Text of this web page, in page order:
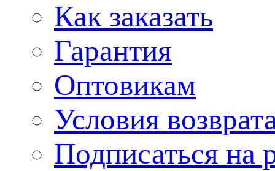
Как заказать
Гарантия
Оптовикам
Условия
Подписаться на